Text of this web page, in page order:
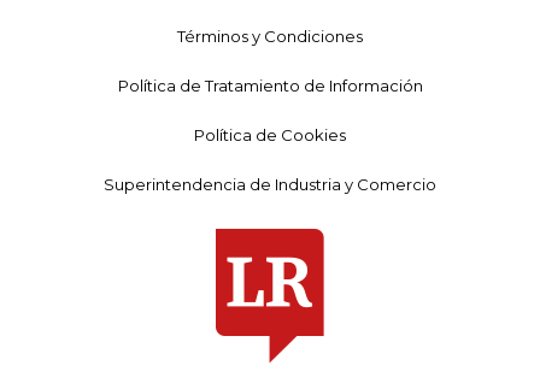
Términos y Condiciones
Política de Tratamiento de Información
Política de Cookies
Superintendencia de Industria y Comercio